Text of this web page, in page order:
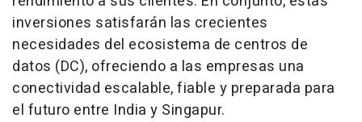
inversiones satisfarán las crecientes
necesidades del ecosistema de centros de
datos (DC), ofreciendo a las empresas una
conectividad escalable, fiable y preparada para
el futuro entre India y Singapur.